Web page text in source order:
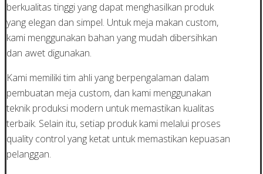
berkualitas tinggi yang dapat menghasilkan produk
yang elegan dan simpel. Untuk meja makan custom,
kami menggunakan bahan yang mudah dibersihkan
dan awet digunakan.
Kami memiliki tim ahli yang berpengalaman dalam
pembuatan meja custom, dan kami menggunakan
teknik produksi modern untuk memastikan kualitas
terbaik. Selain itu, setiap produk kami melalui proses
quality control yang ketat untuk memastikan kepuasan
pelanggan.